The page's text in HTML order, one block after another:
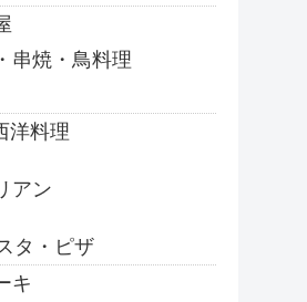
串焼・鳥料理
洋料理
アン
タ・ピザ
キ